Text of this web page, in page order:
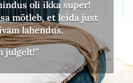
oli ikka super!
mõtleb, et leida just
lahendus.
julgelt!”
Kadi on sõbralik ja
sobivad kardinad.
turul!”